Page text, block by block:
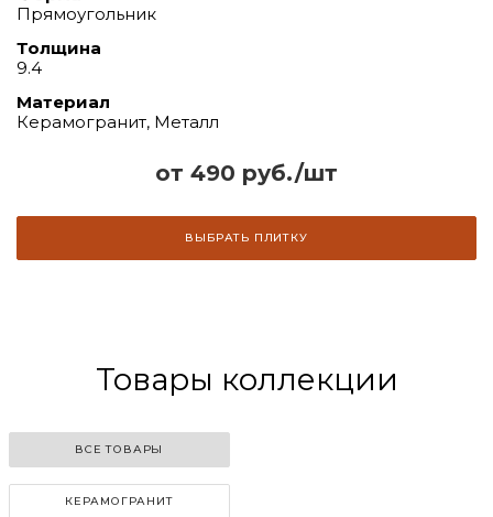
от 490 руб./шт
ВЫБРАТЬ ПЛИТКУ
Прямоугольник
Толщина
9.4
Материал
Керамогранит, Металл
Товары коллекции
ВСЕ ТОВАРЫ
КЕРАМОГРАНИТ